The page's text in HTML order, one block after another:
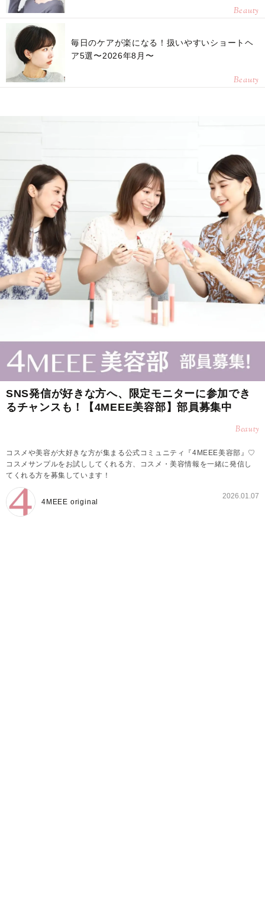
Beauty
毎日のケアが楽になる！扱いやすいショートヘ
ア5選〜2026年8月〜
Beauty
SNS発信が好きな方へ、限定モニターに参加でき
るチャンスも！【4MEEE美容部】部員募集中
Beauty
コスメや美容が大好きな方が集まる公式コミュニティ『4MEEE美容部』♡
コスメサンプルをお試ししてくれる方、コスメ・美容情報を一緒に発信し
てくれる方を募集しています！
4MEEE original
2026.01.07